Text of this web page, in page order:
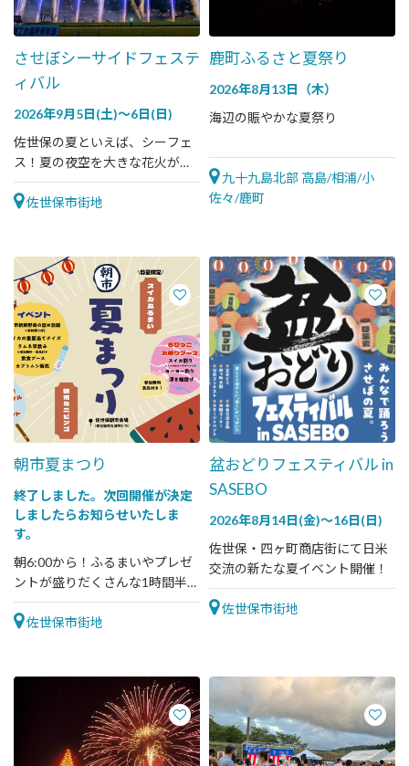
させぼシーサイドフェステ
ィバル
2026年9月5日(土)～6日(日)
佐世保の夏といえば、シーフェ
ス！夏の夜空を大きな花火が彩
ります。
佐世保市街地
鹿町ふるさと夏祭り
2026年8月13日（木）
海辺の賑やかな夏祭り
九十九島北部 高島/相浦/小
佐々/鹿町
朝市夏まつり
終了しました。次回開催が決定
しましたらお知らせいたしま
す。
朝6:00から！ふるまいやプレゼ
ントが盛りだくさんな1時間半の
朝市夏祭り
佐世保市街地
盆おどりフェスティバル in
SASEBO
2026年8月14日(金)～16日(日)
佐世保・四ヶ町商店街にて日米
交流の新たな夏イベント開催！
佐世保市街地